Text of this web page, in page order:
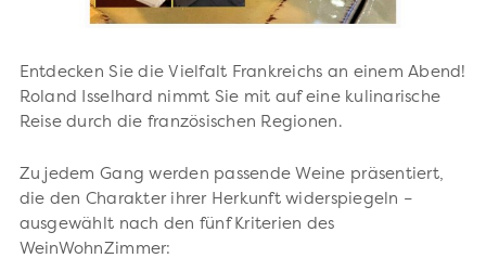
Entdecken Sie die Vielfalt Frankreichs an einem Abend!
Roland Isselhard nimmt Sie mit auf eine kulinarische
Reise durch die französischen Regionen.
Zu jedem Gang werden passende Weine präsentiert,
die den Charakter ihrer Herkunft widerspiegeln –
ausgewählt nach den fünf Kriterien des
WeinWohnZimmer: